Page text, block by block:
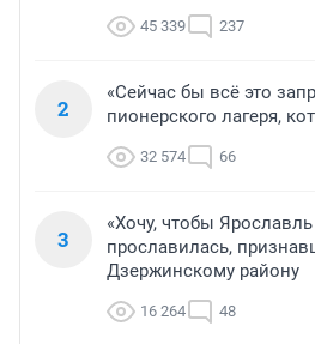
45 339 237
2
«Сейчас бы всё это
пионерского лагеря,
32 574 66
3
«Хочу, чтобы
прославилась,
Дзержинскому району
16 264 48